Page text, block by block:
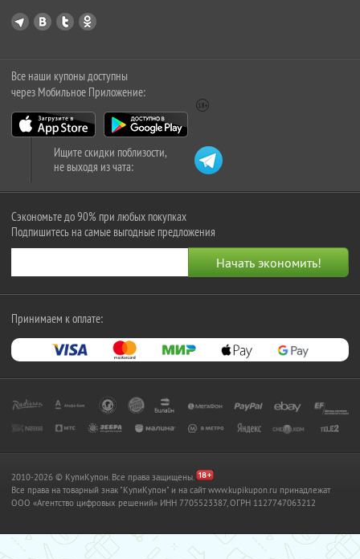
Все наши купоны доступны
через Мобильное Приложение:
Ищите скидки поблизости,
не выходя из чата:
Сэкономьте до 90% при любых покупках
Подпишитесь на самые выгодные предложения
Принимаем к оплате:
2010-2026 © КупиКупон. Все права защищены.
Все права на товарный знак "КупиКупон" и на сайт www.kupikupon.ru принадлежат
OOO «Агентство цифровых решений» ИНН 7705523387, ОГРН 1127747063212